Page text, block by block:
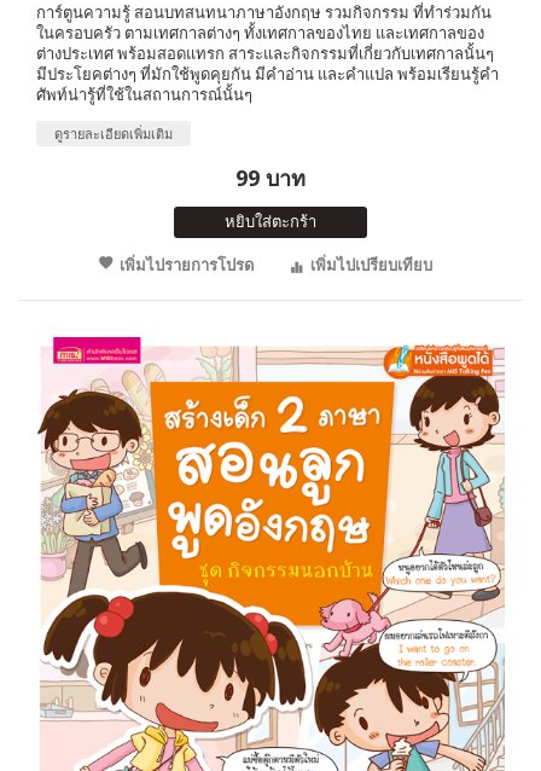
การ์ตูนความรู้ สอนบทสนทนาภาษาอังกฤษ รวมกิจกรรม ที่ทำร่วมกัน
ในครอบครัว ตามเทศกาลต่างๆ ทั้งเทศกาลของไทย และเทศกาลของ
ต่างประเทศ พร้อมสอดแทรก สาระและกิจกรรมที่เกี่ยวกับเทศกาลนั้นๆ
มีประโยคต่างๆ ที่มักใช้พูดคุยกัน มีคำอ่าน และคำแปล พร้อมเรียนรู้คำ
ศัพท์น่ารู้ที่ใช้ในสถานการณ์นั้นๆ
ดูรายละเอียดเพิ่มเติม
99 บาท
หยิบใส่ตะกร้า
เพิ่มไปรายการโปรด
เพิ่มไปเปรียบเทียบ